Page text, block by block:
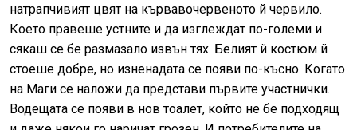
натрапчивият цвят на кървавочервеното й червило.
Което правеше устните и да изглеждат по-големи и
сякаш се бе размазало извън тях. Белият й костюм й
стоеше добре, но изненадата се появи по-късно. Когато
на Маги се наложи да представи първите участнички.
Водещата се появи в нов тоалет, който не бе подходящ